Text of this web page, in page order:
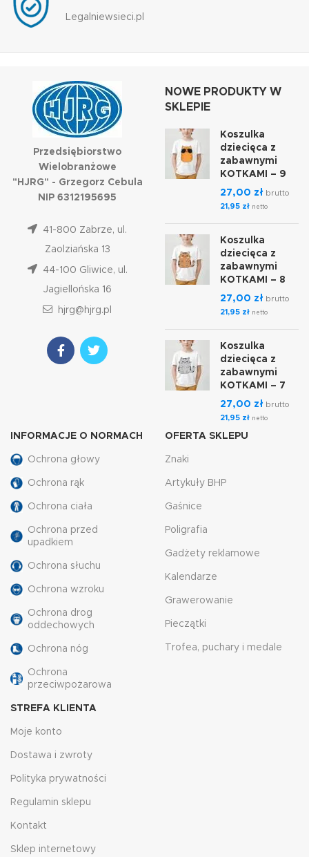
Legalniewsieci.pl
Przedsiębiorstwo
Wielobranżowe
"HJRG" - Grzegorz Cebula
NIP 6312195695
41-800 Zabrze, ul.
Zaolziańska 13
44-100 Gliwice, ul.
Jagiellońska 16
hjrg@hjrg.pl
NOWE PRODUKTY W
SKLEPIE
Koszulka
dziecięca z
zabawnymi
KOTKAMI – 9
27,00 zł brutto
21,95 zł netto
Koszulka
dziecięca z
zabawnymi
KOTKAMI – 8
27,00 zł brutto
21,95 zł netto
Koszulka
dziecięca z
zabawnymi
KOTKAMI – 7
27,00 zł brutto
21,95 zł netto
INFORMACJE O NORMACH
Ochrona głowy
Ochrona rąk
Ochrona ciała
Ochrona przed
upadkiem
Ochrona słuchu
Ochrona wzroku
Ochrona drog
oddechowych
Ochrona nóg
Ochrona
przeciwpożarowa
OFERTA SKLEPU
Znaki
Artykuły BHP
Gaśnice
Poligrafia
Gadżety reklamowe
Kalendarze
Grawerowanie
Pieczątki
Trofea, puchary i medale
STREFA KLIENTA
Moje konto
Dostawa i zwroty
Polityka prywatności
Regulamin sklepu
Kontakt
Sklep internetowy